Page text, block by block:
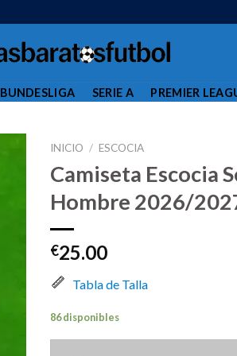
BUNDESLIGA SERIE A PREMIER
INICIO / ESCOCIA
Camiseta Escocia
Hombre 2026/
€25.00
Tabla de Talla
86 disponibles